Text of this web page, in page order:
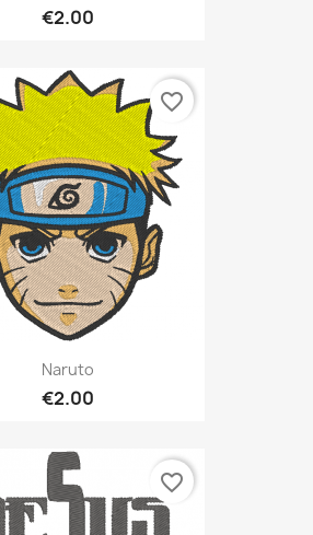
€2.00
Naruto
€2.00
favorite_border
favorite_border